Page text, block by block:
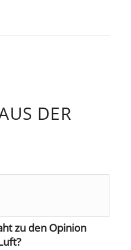
DER
zu den Opinion